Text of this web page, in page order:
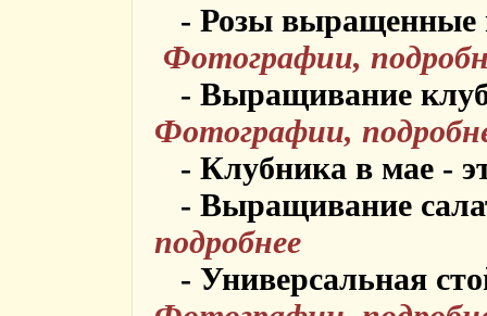
- Розы выращенные
Фотографии,
- Выращивание
Фотографии,
- Клубника в мае -
- Выращивание
подробнее
- Универсальная